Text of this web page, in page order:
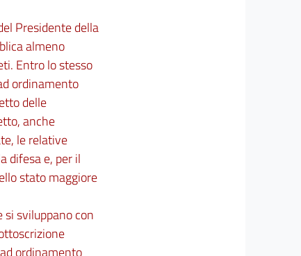
Presidente della
almeno
Entro lo stesso
ordinamento
delle
anche
le relative
difesa e, per il
stato maggiore
sviluppano con
ordinamento